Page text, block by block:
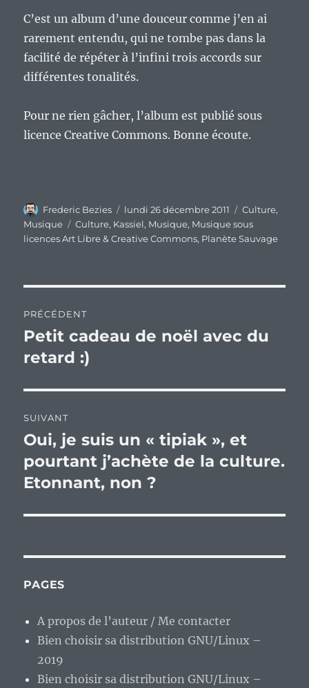
C’est un album d’une douceur comme j’en ai
rarement entendu, qui ne tombe pas dans la
facilité de répéter à l’infini trois accords sur
différentes tonalités.
Pour ne rien gâcher, l’album est publié sous
licence Creative Commons. Bonne écoute.
Auteur
Frederic Bezies
Publié
le
lundi 26 décembre 2011 Catégories
Culture,
Musique
Étiquettes
Culture, Kassiel, Musique, Musique sous
licences Art Libre & Creative Commons, Planète Sauvage
de
l’article
PRÉCÉDENT
Publication
précédente :
Petit cadeau de noël avec du
retard :)
SUIVANT
Publication
suivante :
Oui, je suis un « tipiak », et
pourtant j’achète de la culture.
Etonnant, non ?
PAGES
A propos de l’auteur / Me contacter
Bien choisir sa distribution GNU/Linux –
2019
Bien choisir sa distribution GNU/Linux –